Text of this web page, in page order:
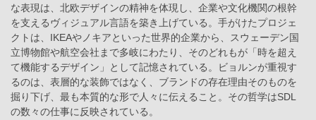
な表現は、北欧デザインの精神を体現し、企業や文化機関の根幹
を支えるヴィジュアル言語を築き上げている。手がけたプロジェ
クトは、IKEAやノキアといった世界的企業から、スウェーデン国
立博物館や航空会社まで多岐にわたり、そのどれもが「時を超え
て機能するデザイン」として記憶されている。ビョルンが重視す
るのは、表層的な装飾ではなく、ブランドの存在理由そのものを
掘り下げ、最も本質的な形で人々に伝えること。その哲学はSDL
の数々の仕事に反映されている。